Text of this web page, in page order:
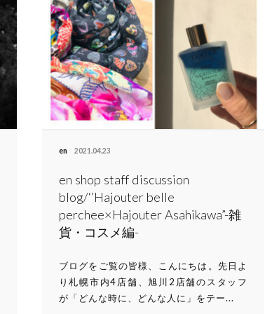
en 2021.04.23
en shop staff discussion
blog/‘’Hajouter belle
perchee×Hajouter Asahikawa”-雑
貨・コスメ編-
ブログをご覧の皆様、こんにちは。先日よ
り札幌市内4店舗、旭川2店舗のスタッフ
が「どんな時に、どんな人に」をテー...